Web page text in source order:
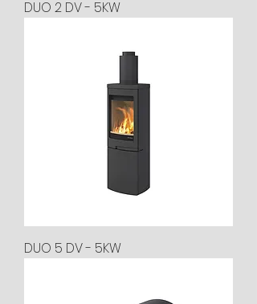
DUO 2 DV - 5KW
DUO 5 DV - 5KW